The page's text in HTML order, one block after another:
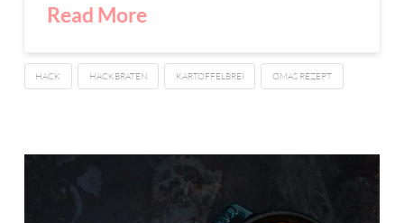
Read More
HACK HACKBRATEN KARTOFFELBREI OMAS REZEPT